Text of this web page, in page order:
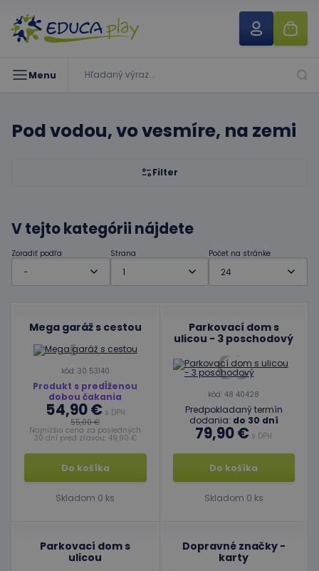
Menu
Pod vodou, vo vesmíre, na zemi
Filter
V tejto kategórii nájdete
Zoradiť podľa Strana Počet na stránke
Mega garáž s cestou
kód: 30 53140
Produkt s predĺženou
dobou čakania
54,90 € s DPH
55,00 €
Najnižšia cena za posledných
30 dní pred zľavou: 49,90 €
Do košíka
Skladom 0 ks
Parkovací dom s
ulicou - 3 poschodový
kód: 48 40428
Predpokladaný termín
dodania: do 30 dní
79,90 € s DPH
Do košíka
Skladom 0 ks
Parkovací dom s
ulicou
Dopravné značky -
karty